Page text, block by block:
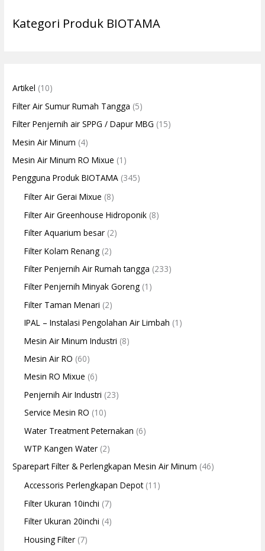
Kategori Produk BIOTAMA
Artikel (10)
Filter Air Sumur Rumah Tangga (5)
Filter Penjernih air SPPG / Dapur MBG (15)
Mesin Air Minum (4)
Mesin Air Minum RO Mixue (1)
Pengguna Produk BIOTAMA (345)
Filter Air Gerai Mixue (8)
Filter Air Greenhouse Hidroponik (8)
Filter Aquarium besar (2)
Filter Kolam Renang (2)
Filter Penjernih Air Rumah tangga (233)
Filter Penjernih Minyak Goreng (1)
Filter Taman Menari (2)
IPAL – Instalasi Pengolahan Air Limbah (1)
Mesin Air Minum Industri (8)
Mesin Air RO (60)
Mesin RO Mixue (6)
Penjernih Air Industri (23)
Service Mesin RO (10)
Water Treatment Peternakan (6)
WTP Kangen Water (2)
Sparepart Filter & Perlengkapan Mesin Air Minum (46)
Accessoris Perlengkapan Depot(11)
Filter Ukuran 10inchi (7)
Filter Ukuran 20inchi (4)
Housing Filter (7)